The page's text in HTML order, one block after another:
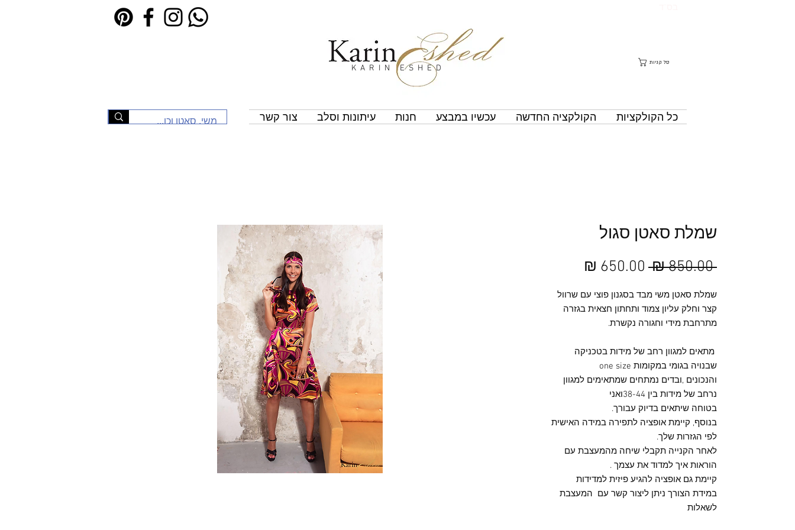
סל קניות
KARIN ESHED
כל הקולקציות הקולקציה החדשה עכשיו במבצע חנות עיתונות וסלב צור קשר
שמלת סאטן סגול
‏850.00 ‏₪
מחיר
מבצע
שמלת סאטן משי מבד בסגנון פוצי עם שרוול
קצר וחלק עליון צמוד ותחתון חצאית בגזרה
מתרחבת מידי וחגורה נקשרת.
מתאים למגוון רחב של מידות בטכניקה
שבנויה בגומי במקומות one size
והנכונים ,ובדים נמתחים שמתאימים למגוון
נרחב של מידות בין 38-44ואני
בטוחה שיתאים בדיוק עבורך.
בנוסף, קיימת אופציה לתפירה במידה האישית
לפי הגזרות שלך.
לאחר הקנייה תקבלי שיחה מהמעצבת עם
הוראות איך למדוד את עצמך .
קיימת גם אופציה להגיע פיזית למדידות
במידת הצורך ניתן ליצור קשר עם המעצבת
לשאלות